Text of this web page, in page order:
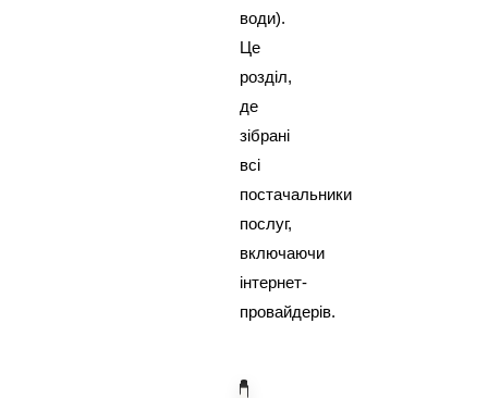
води).
Це
розділ,
де
зібрані
всі
постачальники
послуг,
включаючи
інтернет-
провайдерів.